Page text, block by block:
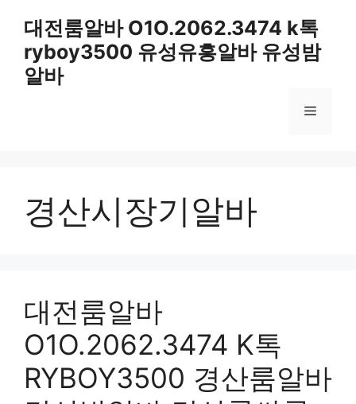
대전룸알바 O1O.2062.3474 k톡
ryboy3500 유성유흥알바 유성밤
알바
메
경산시장기알바
대전룸알바
O1O.2062.3474 K톡
RYBOY3500 경산룸알바